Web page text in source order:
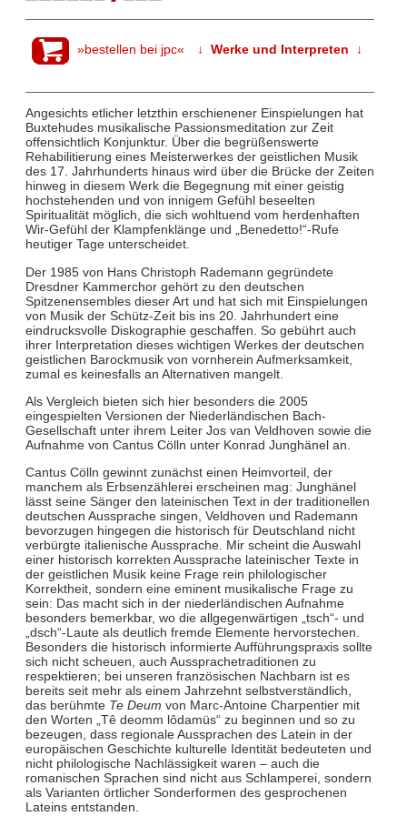
»bestellen bei jpc« ↓ Werke und Interpreten ↓
Angesichts etlicher letzthin erschienener Einspielungen hat
Buxtehudes musikalische Passionsmeditation zur Zeit
offensichtlich Konjunktur. Über die begrüßenswerte
Rehabilitierung eines Meisterwerkes der geistlichen Musik
des 17. Jahrhunderts hinaus wird über die Brücke der Zeiten
hinweg in diesem Werk die Begegnung mit einer geistig
hochstehenden und von innigem Gefühl beseelten
Spiritualität möglich, die sich wohltuend vom herdenhaften
Wir-Gefühl der Klampfenklänge und „Benedetto!“-Rufe
heutiger Tage unterscheidet.
Der 1985 von Hans Christoph Rademann gegründete
Dresdner Kammerchor gehört zu den deutschen
Spitzenensembles dieser Art und hat sich mit Einspielungen
von Musik der Schütz-Zeit bis ins 20. Jahrhundert eine
eindrucksvolle Diskographie geschaffen. So gebührt auch
ihrer Interpretation dieses wichtigen Werkes der deutschen
geistlichen Barockmusik von vornherein Aufmerksamkeit,
zumal es keinesfalls an Alternativen mangelt.
Als Vergleich bieten sich hier besonders die 2005
eingespielten Versionen der Niederländischen Bach-
Gesellschaft unter ihrem Leiter Jos van Veldhoven sowie die
Aufnahme von Cantus Cölln unter Konrad Junghänel an.
Cantus Cölln gewinnt zunächst einen Heimvorteil, der
manchem als Erbsenzählerei erscheinen mag: Junghänel
lässt seine Sänger den lateinischen Text in der traditionellen
deutschen Aussprache singen, Veldhoven und Rademann
bevorzugen hingegen die historisch für Deutschland nicht
verbürgte italienische Aussprache. Mir scheint die Auswahl
einer historisch korrekten Aussprache lateinischer Texte in
der geistlichen Musik keine Frage rein philologischer
Korrektheit, sondern eine eminent musikalische Frage zu
sein: Das macht sich in der niederländischen Aufnahme
besonders bemerkbar, wo die allgegenwärtigen „tsch“- und
„dsch“-Laute als deutlich fremde Elemente hervorstechen.
Besonders die historisch informierte Aufführungspraxis sollte
sich nicht scheuen, auch Aussprachetraditionen zu
respektieren; bei unseren französischen Nachbarn ist es
bereits seit mehr als einem Jahrzehnt selbstverständlich,
das berühmte Te Deum von Marc-Antoine Charpentier mit
den Worten „Tê deomm lôdamüs“ zu beginnen und so zu
bezeugen, dass regionale Aussprachen des Latein in der
europäischen Geschichte kulturelle Identität bedeuteten und
nicht philologische Nachlässigkeit waren – auch die
romanischen Sprachen sind nicht aus Schlamperei, sondern
als Varianten örtlicher Sonderformen des gesprochenen
Lateins entstanden.